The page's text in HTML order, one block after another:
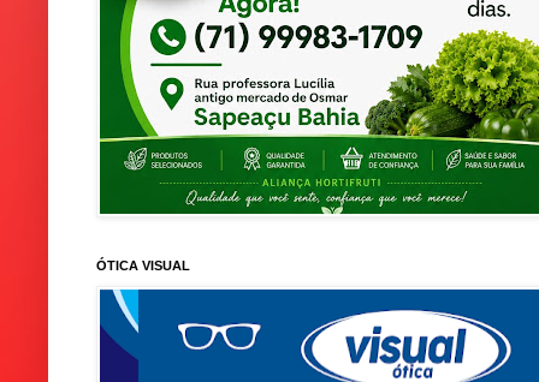
ÓTICA VISUAL